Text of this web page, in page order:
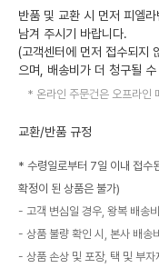
반품 및 교환 시 먼저 피엘
남겨 주시기 바랍니다.
(고객센터에 먼저 접수되지
으며, 배송비가 더 청구될
온라인 주문건은 오프라인
교환/반품 규정
* 수령일로부터 7일 이내 접수
확정이 된 상품은 불가)
고객 변심일 경우, 왕복 배송
상품 불량 확인 시, 본사 배송
상품 손상 및 포장, 택 및 부